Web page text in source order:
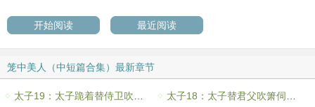
开始阅读 最近阅读
笼中美人（中短篇合集）最新章节
太子19：太子跪着替侍卫吹箫吹箫训练铁棍抽嘴嘴巴打肿 太子18：太子替君父吹箫伺候不周挨罚自己扇脸一百下